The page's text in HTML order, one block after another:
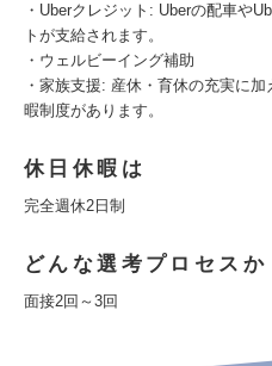
・Uberクレジット: Uberの配車や
トが支給されます。
・ウェルビーイング補助
・家族支援: 産休・育休の充実に
暇制度があります。
休日休暇は
完全週休2日制
どんな選考プロセスか
面接2回～3回